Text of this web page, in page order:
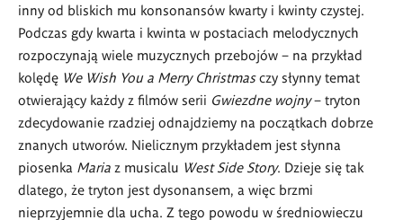
inny od bliskich mu konsonansów kwarty i kwinty czystej.
Podczas gdy kwarta i kwinta w postaciach melodycznych
rozpoczynają wiele muzycznych przebojów – na przykład
kolędę We Wish You a Merry Christmasczy słynny temat
otwierający każdy z filmów serii Gwiezdne wojny– tryton
zdecydowanie rzadziej odnajdziemy na początkach dobrze
znanych utworów. Nielicznym przykładem jest słynna
piosenka Maria z musicalu West Side Story. Dzieje się tak
dlatego, że tryton jest dysonansem, a więc brzmi
nieprzyjemnie dla ucha. Z tego powodu w średniowieczu